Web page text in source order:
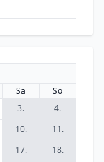
Sa
So
3.
4.
10.
11.
17.
18.